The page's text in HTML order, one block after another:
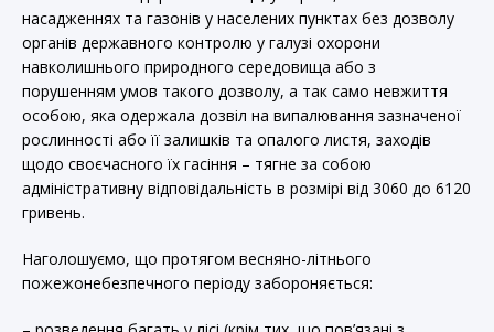
насадженнях та газонів у населених пунктах без дозволу
органів державного контролю у галузі охорони
навколишнього природного середовища або з
порушенням умов такого дозволу, а так само невжиття
особою, яка одержала дозвіл на випалювання зазначеної
рослинності або її залишків та опалого листя, заходів
щодо своєчасного їх гасіння – тягне за собою
адміністративну відповідальність в розмірі від 3060 до 6120
гривень.
Наголошуємо, що протягом весняно-літнього
пожежонебезпечного періоду забороняється: